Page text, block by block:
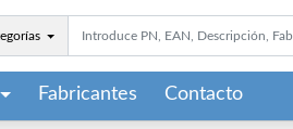
Fabricantes Contacto